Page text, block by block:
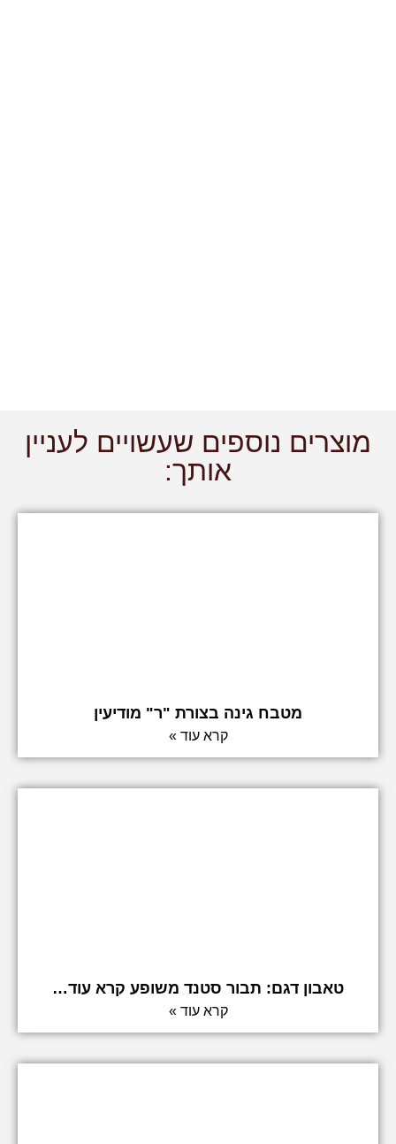
מוצרים נוספים שעשויים לעניין
אותך:
מטבח גינה בצורת "ר" מודיעין
קרא עוד »
טאבון דגם: תבור סטנד משופע קרא עוד…
קרא עוד »